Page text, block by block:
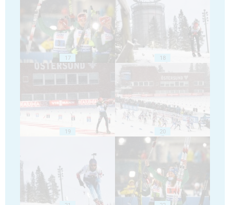
17 18
19 20